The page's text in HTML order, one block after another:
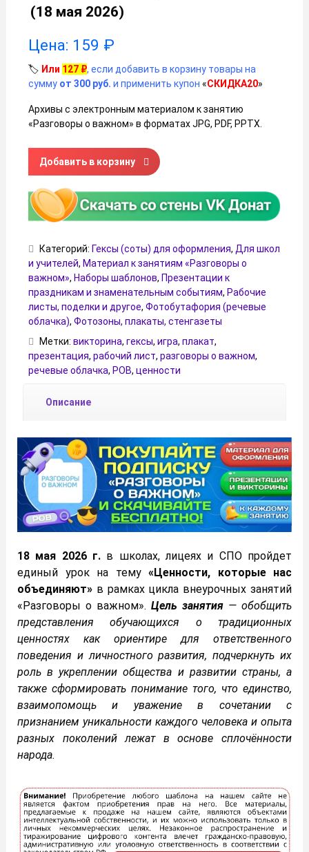
(18 мая 2026)
Цена: 159 ₽
🏷️ Или 127 ₽, если добавить в корзину товары на
сумму от 300 руб. и применить купон «СКИДКА20»
Архивы с электронным материалом к занятию
«Разговоры о важном» в форматах JPG, PDF, PPTX.
Количество товара Набор шаблонов «Ценности,
Добавить в корзину
Категорий: Гексы (соты) для оформления, Для школ
и учителей, Материал к занятиям «Разговоры о
важном», Наборы шаблонов, Презентации к
праздникам и знаменательным событиям, Рабочие
листы, поделки и другое, Фотобутафория (речевые
облачка), Фотозоны, плакаты, стенгазеты
Метки: викторина, гексы, игра, плакат,
презентация, рабочий лист, разговоры о важном,
речевые облачка, РОВ, ценности
Описание
18 мая 2026 г. в школах, лицеях и СПО пройдет
единый урок на тему «Ценности, которые нас
объединяют» в рамках цикла внеурочных занятий
«Разговоры о важном». Цель занятия — обобщить
представления обучающихся о традиционных
ценностях как ориентире для ответственного
поведения и личностного развития, подчеркнуть их
роль в укреплении общества и развитии страны, а
также сформировать понимание того, что единство,
взаимопомощь и уважение в сочетании с
признанием уникальности каждого человека и опыта
разных поколений лежат в основе сплочённости
народа.